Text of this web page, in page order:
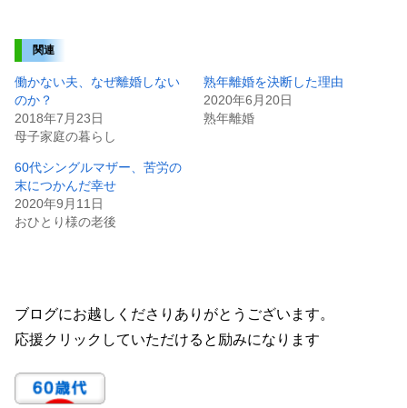
関連
働かない夫、なぜ離婚しない
のか？
2018年7月23日
母子家庭の暮らし
熟年離婚を決断した理由
2020年6月20日
熟年離婚
60代シングルマザー、苦労の
末につかんだ幸せ
2020年9月11日
おひとり様の老後
ブログにお越しくださりありがとうございます。
応援クリックしていただけると励みになります